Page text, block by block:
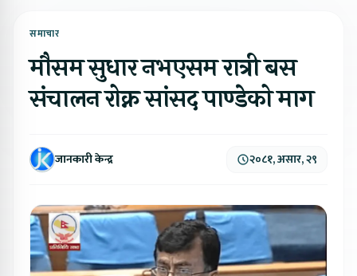
समाचार
मौसम सुधार नभएसम रात्री बस
संचालन रोक्न सांसद पाण्डेको माग
जानकारी केन्द्र २०८१, असार, २९